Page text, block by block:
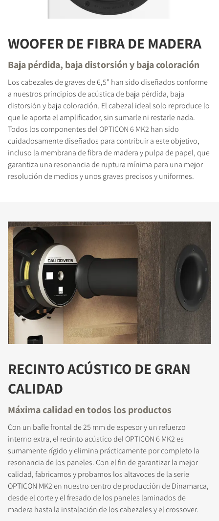
COMPARAR PRODUCTOS
WOOFER DE FIBRA DE MADERA
Baja pérdida, baja distorsión y baja coloración
Los cabezales de graves de 6,5" han sido diseñados conforme
a nuestros principios de acústica de baja pérdida, baja
distorsión y baja coloración. El cabezal ideal solo reproduce lo
que le aporta el amplificador, sin sumarle ni restarle nada.
Todos los componentes del OPTICON 6 MK2 han sido
cuidadosamente diseñados para contribuir a este objetivo,
incluso la membrana de fibra de madera y pulpa de papel, que
garantiza una resonancia de ruptura mínima para una mejor
resolución de medios y unos graves precisos y uniformes.
RECINTO ACÚSTICO DE GRAN
CALIDAD
Máxima calidad en todos los productos
Con un bafle frontal de 25 mm de espesor y un refuerzo
interno extra, el recinto acústico del OPTICON 6 MK2 es
sumamente rígido y elimina prácticamente por completo la
resonancia de los paneles. Con el fin de garantizar la mejor
calidad, fabricamos y probamos los altavoces de la serie
OPTICON MK2 en nuestro centro de producción de Dinamarca,
desde el corte y el fresado de los paneles laminados de
madera hasta la instalación de los cabezales y el crossover.
REGÍSTRATE PARA
DESCARGAR
Rellena el formulario de registro y accede al